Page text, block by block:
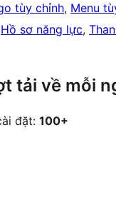
tùy chỉnh, Menu
Hồ sơ năng lực,
tải về mỗi
đặt: 100+